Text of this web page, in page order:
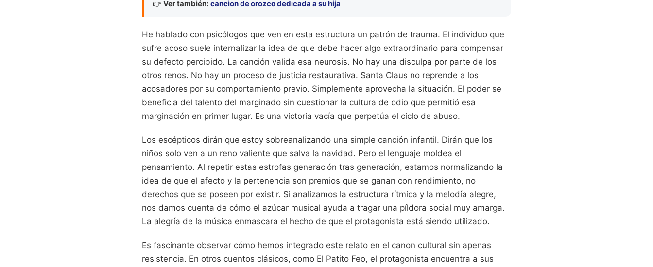
👉 Ver también: cancion de orozco dedicada a su hija
He hablado con psicólogos que ven en esta estructura un patrón de trauma. El individuo que
sufre acoso suele internalizar la idea de que debe hacer algo extraordinario para compensar
su defecto percibido. La canción valida esa neurosis. No hay una disculpa por parte de los
otros renos. No hay un proceso de justicia restaurativa. Santa Claus no reprende a los
acosadores por su comportamiento previo. Simplemente aprovecha la situación. El poder se
beneficia del talento del marginado sin cuestionar la cultura de odio que permitió esa
marginación en primer lugar. Es una victoria vacía que perpetúa el ciclo de abuso.
Los escépticos dirán que estoy sobreanalizando una simple canción infantil. Dirán que los
niños solo ven a un reno valiente que salva la navidad. Pero el lenguaje moldea el
pensamiento. Al repetir estas estrofas generación tras generación, estamos normalizando la
idea de que el afecto y la pertenencia son premios que se ganan con rendimiento, no
derechos que se poseen por existir. Si analizamos la estructura rítmica y la melodía alegre,
nos damos cuenta de cómo el azúcar musical ayuda a tragar una píldora social muy amarga.
La alegría de la música enmascara el hecho de que el protagonista está siendo utilizado.
Es fascinante observar cómo hemos integrado este relato en el canon cultural sin apenas
resistencia. En otros cuentos clásicos, como El Patito Feo, el protagonista encuentra a sus